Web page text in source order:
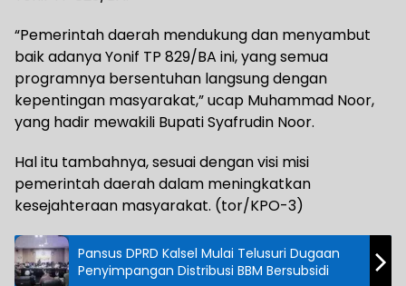
“Pemerintah daerah mendukung dan menyambut
baik adanya Yonif TP 829/BA ini, yang semua
programnya bersentuhan langsung dengan
kepentingan masyarakat,” ucap Muhammad Noor,
yang hadir mewakili Bupati Syafrudin Noor.
Hal itu tambahnya, sesuai dengan visi misi
pemerintah daerah dalam meningkatkan
kesejahteraan masyarakat. (tor/KPO-3)
Pansus DPRD Kalsel Mulai Telusuri Dugaan
Penyimpangan Distribusi BBM Bersubsidi